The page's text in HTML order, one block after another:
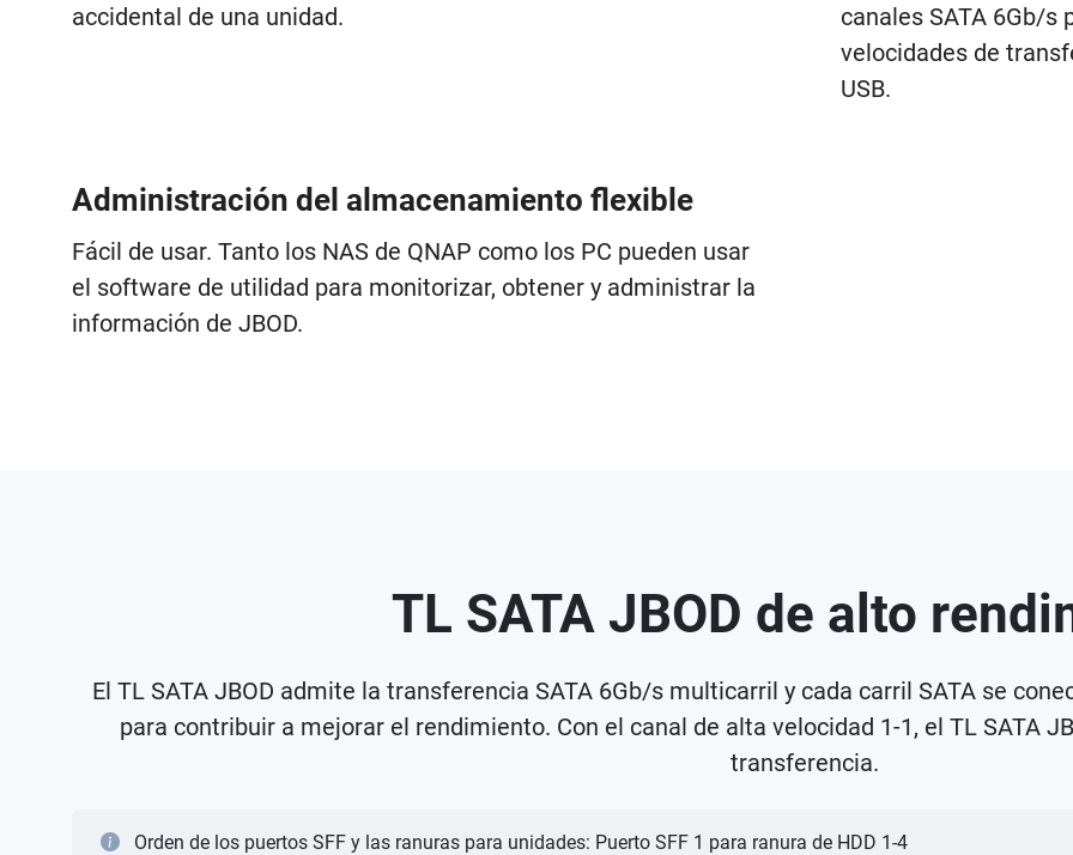
accidental de una unidad.
canales SATA 6Gb/s
velocidades de
USB.
Administración del almacenamiento flexible
Fácil de usar. Tanto los NAS de QNAP como los PC pueden usar
el software de utilidad para monitorizar, obtener y administrar la
información de JBOD.
TL SATA JBOD de alto
El TL SATA JBOD admite la transferencia SATA 6Gb/s multicarril y cada carril SATA se
para contribuir a mejorar el rendimiento. Con el canal de alta velocidad 1-1, el TL SATA
transferencia.
Orden de los puertos SFF y las ranuras para unidades: Puerto SFF 1 para ranura de HDD 1-4